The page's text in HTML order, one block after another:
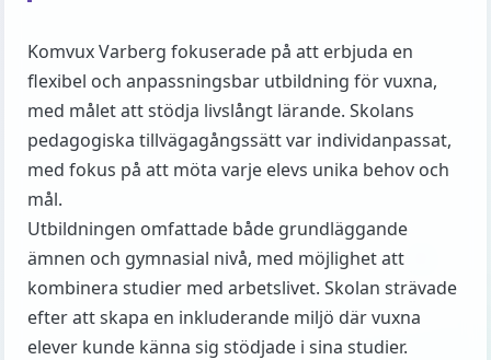
Komvux Varberg fokuserade på att erbjuda en
flexibel och anpassningsbar utbildning för vuxna,
med målet att stödja livslångt lärande. Skolans
pedagogiska tillvägagångssätt var individanpassat,
med fokus på att möta varje elevs unika behov och
mål.
Utbildningen omfattade både grundläggande
ämnen och gymnasial nivå, med möjlighet att
kombinera studier med arbetslivet. Skolan strävade
efter att skapa en inkluderande miljö där vuxna
elever kunde känna sig stödjade i sina studier.